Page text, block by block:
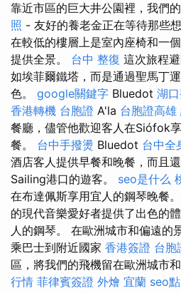
靠近市區的巨大井公園裡，我們
照 - 友好的養老金正在等待那些
在較低的樓層上是室內座椅和一
提供全景。 台中 整復 這次旅程
如埃菲爾鐵塔，而是通過聖馬丁
色。 google關鍵字 Bluedot 湖
香港轉機 台胞證 A'la 台胞證高雄
餐廳，儘管他歡迎客人在Siófok
餐。 台中手撥燙 Bluedot 台中全
酒店客人提供早餐和晚餐，而且
Sailing港口的遊客。 seo是什么
在布達佩斯享用宜人的鋼琴晚餐。
的現代音樂愛好者提供了出色的
人的鋼琴。 在歐洲城市和偏遠的
乘巴士到附近國家 香港簽證 台胞
區，將我們的飛機留在歐洲城市
行情 菲律賓簽證 外燴 宜蘭 seo